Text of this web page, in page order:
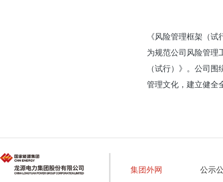
《风险管理框架（试
为规范公司风险管理
（试行）》。公司
管理文化，建立健全
集团外网 公示